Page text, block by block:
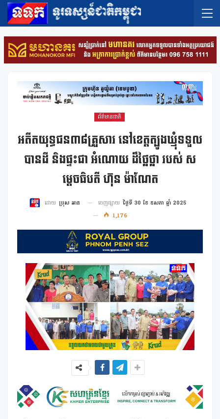
ព័ត៌មានជាតិ
អតីតយុទ្ធជន៣៨គ្រួសារ នៅខេត្តត្បូងឃ្មុំទទួល
បានដី និងផ្ទះជា អំណោយ ដ៏ថ្លៃថ្លា របស់ ស
ម្តេចធិបតី ហ៊ុន ម៉ាណែត
ដោយ ប្រុស អាន ចេញផ្សាយ ថ្ងៃទី 30 ខែ ឧសភា ឆ្នាំ 2025
1,176